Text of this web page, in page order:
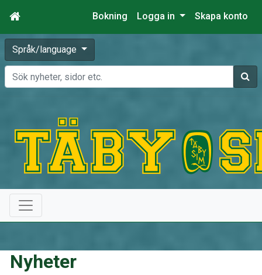
Bokning Logga in Skapa konto
Språk/language
Sök
Nyheter